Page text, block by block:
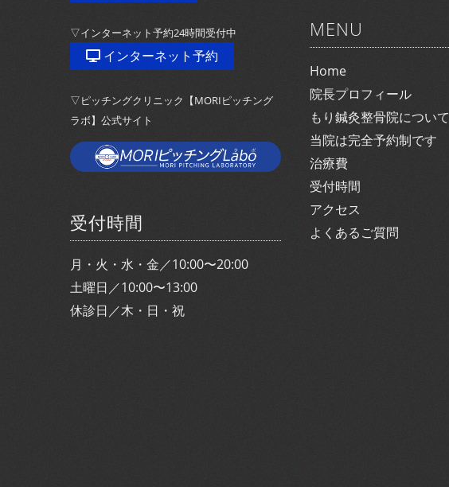
▽インターネット予約24時間受付中
インターネット予約
▽ピッチングクリニック【MORIピッチング
ラボ】公式サイト
受付時間
月・火・水・金／10:00〜20:00
土曜日／10:00〜13:00
休診日／木・日・祝
MENU
Home
院長プロフィール
もり鍼灸整骨院について
当院は完全予約制です
治療費
受付時間
アクセス
よくあるご質問